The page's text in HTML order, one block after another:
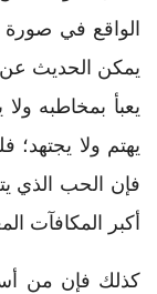
الواقع في صورة
يمكن الحديث عن
يعبأ بمخاطبه
يهتم ولا يجتهد؛
فإن الحب الذي
أكبر المكافآت
كذلك فإن من